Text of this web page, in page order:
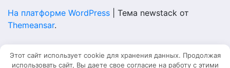
На платформе WordPress
Тема newstack от
Themeansar.
Этот сайт использует cookie для хранения данных. Продолжая
использовать сайт, Вы даете свое согласие на работу с этими